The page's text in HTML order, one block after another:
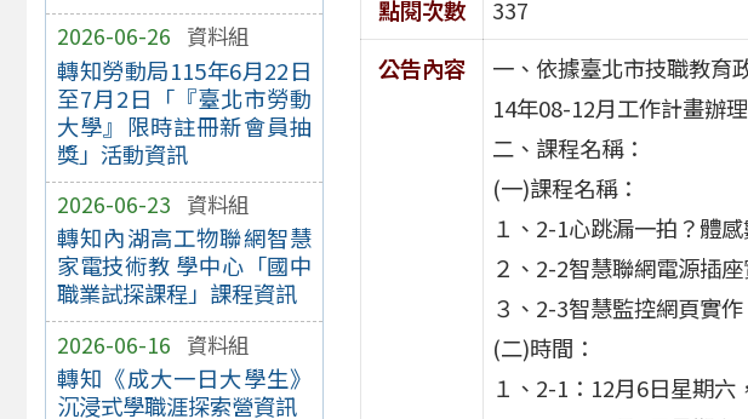
2026-06-26 資料組
轉知勞動局115年6月22日
至7月2日「『臺北市勞動
大學』限時註冊新會員抽
獎」活動資訊
2026-06-23 資料組
轉知內湖高工物聯網智慧
家電技術教 學中心「國中
職業試探課程」課程資訊
2026-06-16 資料組
轉知《成大一日大學生》
沉浸式學職涯探索營資訊
點閱次數
337
公告內容
一、依據臺北市技職教育
14年08-12月工作計畫辦理
二、課程名稱：
(一)課程名稱：
１、2-1心跳漏一拍？體
２、2-2智慧聯網電源插
３、2-3智慧監控網頁實作
(二)時間：
１、2-1：12月6日星期六